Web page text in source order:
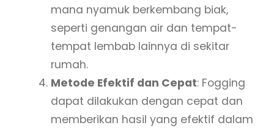
mana nyamuk berkembang biak,
seperti genangan air dan tempat-
tempat lembab lainnya di sekitar
rumah.
Metode Efektif dan Cepat: Fogging
dapat dilakukan dengan cepat dan
memberikan hasil yang efektif dalam